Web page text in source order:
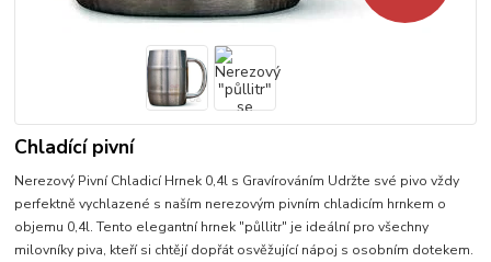
Chladící pivní
Nerezový Pivní Chladicí Hrnek 0,4l s Gravírováním Udržte své pivo vždy
perfektně vychlazené s naším nerezovým pivním chladicím hrnkem o
objemu 0,4l. Tento elegantní hrnek "půllitr" je ideální pro všechny
milovníky piva, kteří si chtějí dopřát osvěžující nápoj s osobním dotekem.